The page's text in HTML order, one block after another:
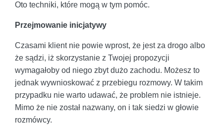
Oto techniki, które mogą w tym pomóc.
Przejmowanie inicjatywy
Czasami klient nie powie wprost, że jest za drogo albo
że sądzi, iż skorzystanie z Twojej propozycji
wymagałoby od niego zbyt dużo zachodu. Możesz to
jednak wywnioskować z przebiegu rozmowy. W takim
przypadku nie warto udawać, że problem nie istnieje.
Mimo że nie został nazwany, on i tak siedzi w głowie
rozmówcy.